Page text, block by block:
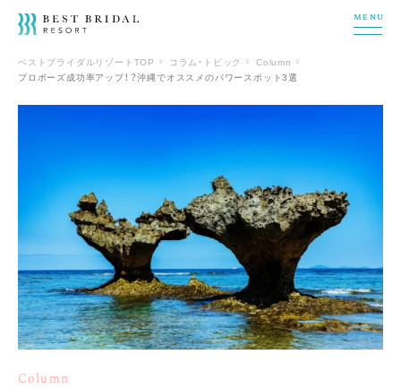
MENU
ベストブライダルリゾートTOP コラム・トピック
Column
プロポーズ成功率アップ！？沖縄でオススメのパワースポット3選
Column